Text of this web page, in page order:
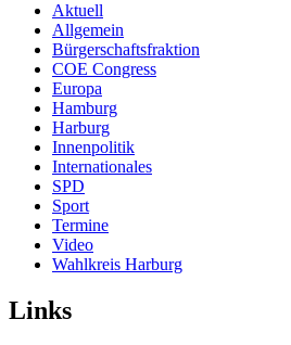
Aktuell
Allgemein
Bürgerschaftsfraktion
COE Congress
Europa
Hamburg
Harburg
Innenpolitik
Internationales
SPD
Sport
Termine
Video
Wahlkreis Harburg
Links